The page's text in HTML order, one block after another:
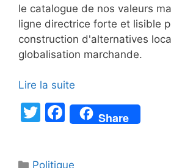
le catalogue de nos valeurs
ligne directrice forte et lisible
construction d'alternatives
globalisation marchande.
Lire la suite
T
F
a
Share
Catégories
Politique